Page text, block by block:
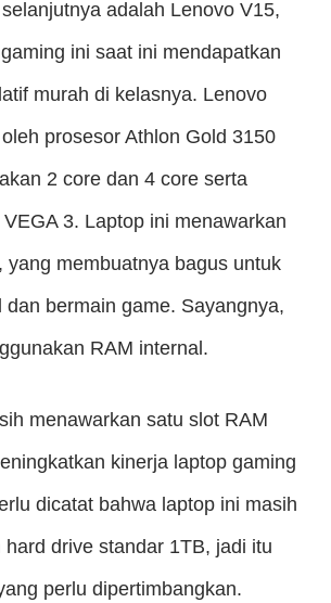
adalah Lenovo V15,
ini saat ini mendapatkan
murah di kelasnya. Lenovo
prosesor Athlon Gold 3150
2 core dan 4 core serta
3. Laptop ini menawarkan
yang membuatnya bagus untuk
dan bermain game. Sayangnya,
RAM internal.
menawarkan satu slot RAM
kinerja laptop gaming
dicatat bahwa laptop ini masih
hard drive standar 1TB, jadi itu
perlu dipertimbangkan.